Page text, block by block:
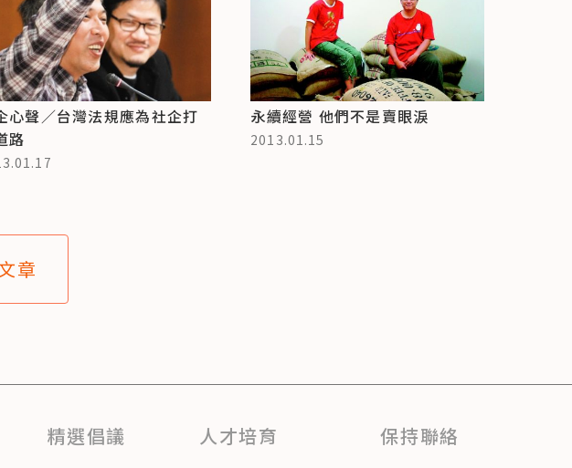
心聲／台灣法規應為社企打
路
永續經營 他們不是賣眼淚
2013.01.15
章
精選倡議 人才培育 保持聯絡